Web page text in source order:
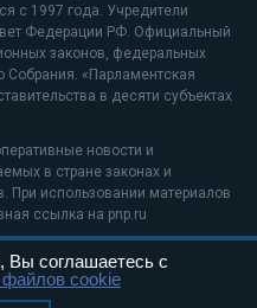
с 1997 года. Учредители
Федерации РФ. Официальный
законов, федеральных
Собрания. «Парламентская
в десяти субъектах
новости и
в стране законах и
При использовании материалов
ссылка на pnp.ru
рекомендательные
Вы соглашаетесь с
файлов cookie